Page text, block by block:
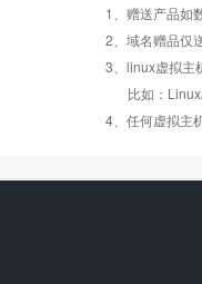
错误页面定义
数据定期备份
数据自助恢复
1、赠送产品如
2、域名赠品仅
3、linux虚拟主
比如：
4、任何虚拟主